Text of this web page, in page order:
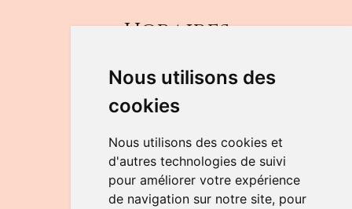
Nous utilisons des
cookies
Nous utilisons des cookies et
d'autres technologies de suivi
pour améliorer votre expérience
de navigation sur notre site, pour
Horaires
DU LUNDI AU VENDREDI
de 9h à 12h30 et de 14h à 18h
LE SAMEDI
de 9h à 12h30
NOUS CONTACTER